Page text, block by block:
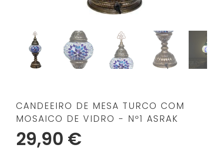
CANDEEIRO DE MESA TURCO COM
MOSAICO DE VIDRO - Nº1 ASRAK
29,90 €